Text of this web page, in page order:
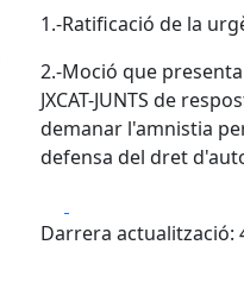
1.-Ratificació de la
2.-Moció que
JXCAT-JUNTS de
demanar l'amnistia
defensa del dret
Darrera actualització: